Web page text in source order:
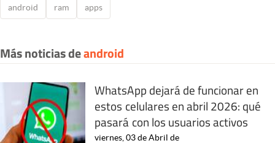
android ram apps
Más noticias deandroid
WhatsApp dejará de funcionar en
estos celulares en abril 2026: qué
pasará con los usuarios activos
viernes, 03 de Abril de